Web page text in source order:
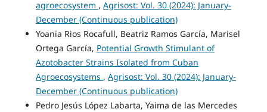
agroecosystem , Agrisost: Vol. 30 (2024): January-
December (Continuous publication)
Yoania Rios Rocafull, Beatriz Ramos García, Marisel
Ortega García, Potential Growth Stimulant of
Azotobacter Strains Isolated from Cuban
Agroecosystems , Agrisost: Vol. 30 (2024): January-
December (Continuous publication)
Pedro Jesús López Labarta, Yaima de las Mercedes